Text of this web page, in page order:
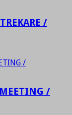
/
MEETING /